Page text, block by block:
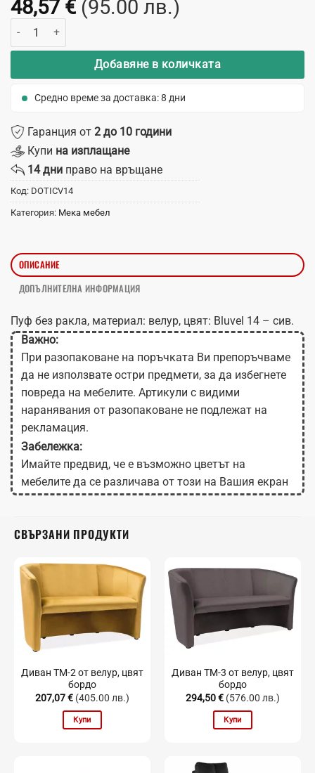
48,57 € (95.00 лв.)
количество за Пуф Доти C от велур, кафяв
Добавяне в количката
Средно време за доставка: 8 дни
Гаранция от 2 до 10 години
Купи на изплащане
14 дни право на връщане
Код: DOTICV14
Категория: Мека мебел
ОПИСАНИЕ
ДОПЪЛНИТЕЛНА ИНФОРМАЦИЯ
Пуф без ракла, материал: велур, цвят: Bluvel 14 – сив.
Важно:
При разопаковане на поръчката Ви препоръчваме
да не използвате остри предмети, за да избегнете
повреда на мебелите. Артикули с видими
наранявания от разопаковане не подлежат на
рекламация.
Забележка:
Имайте предвид, че е възможно цветът на
мебелите да се различава от този на Вашия екран
в зависимост от настройките на монитора.
СВЪРЗАНИ ПРОДУКТИ
Диван TM-2 от велур, цвят
бордо
207,07€ (405.00 лв.)
Купи
Диван TM-3 от велур, цвят
бордо
294,50€ (576.00 лв.)
Купи